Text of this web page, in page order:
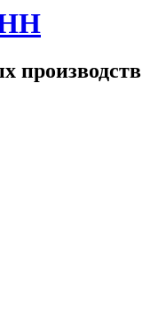
НН
производств